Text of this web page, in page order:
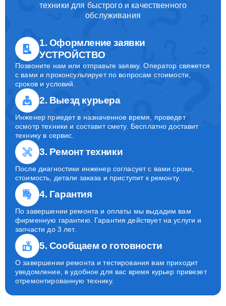
техники для быстрого и качественного
обслуживания
1. Оформление заявки
УСТРОЙСТВО
Позвоните нам или отправьте заявку. Оператор свяжется
с вами и проконсультирует по вопросам стоимости,
сроков и условий.
2. Выезд курьера
Инженер приедет в назначенное время, проведет
осмотр техники и составит смету. Бесплатно доставит
технику в сервис.
3. Ремонт техники
После диагностики инженер согласует с вами сроки,
стоимость, детали заказа и приступит к ремонту.
4. Гарантия
По завершении ремонта и оплаты мы выдадим вам
фирменную гарантию. Гарантия действует на услуги и
запчасти до 3 лет.
5. Сообщаем о готовности
О завершении ремонта и тестирования вам приходит
уведомление, в удобное для вас время курьер привезет
отремонтированную технику.